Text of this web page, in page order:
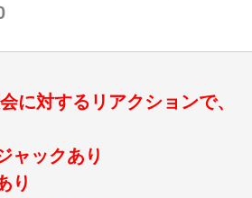
に対するリアクションで、
ャックあり
り